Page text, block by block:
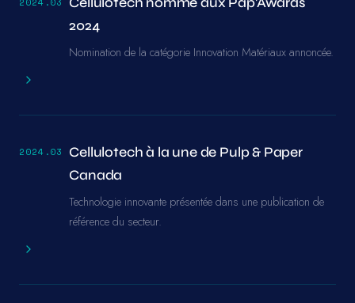
2024
Nomination de la catégorie Innovation Matériaux annoncée.
2024.03
Cellulotech à la une de Pulp & Paper
Canada
Technologie innovante présentée dans une publication de
référence du secteur.